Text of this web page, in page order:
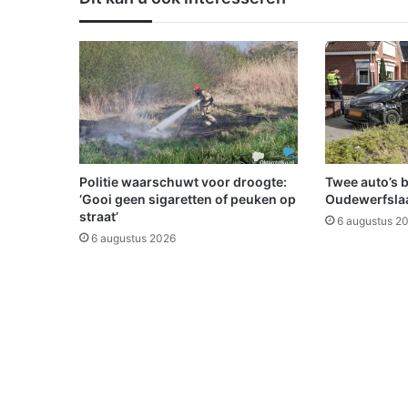
o
r
w
a
r
e
n
m
a
r
k
t
A
Politie waarschuwt voor droogte:
‘Gooi geen sigaretten of peuken op
straat’
6 augustus 2026
Twee auto’s
6 augustus